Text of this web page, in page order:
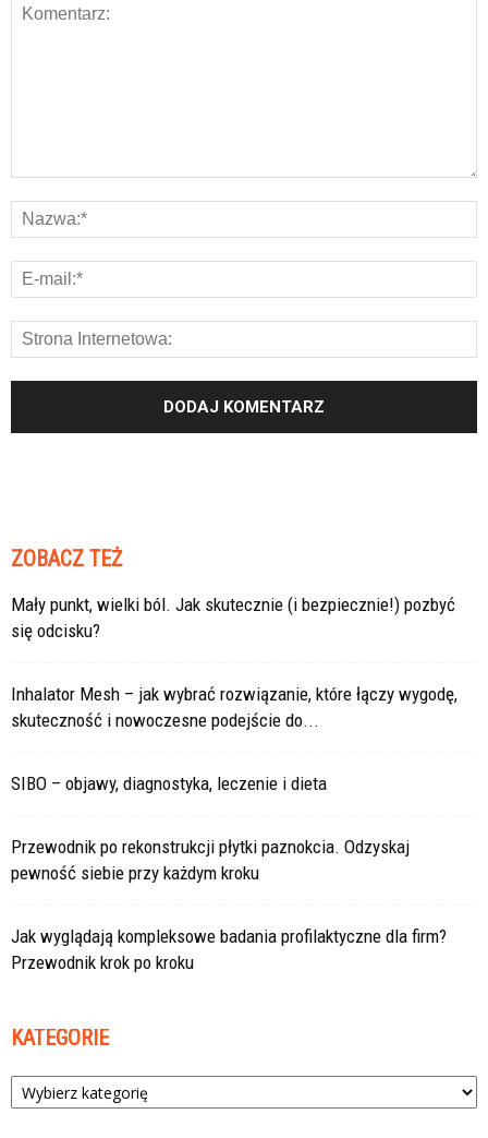
ZOBACZ TEŻ
Mały punkt, wielki ból. Jak skutecznie (i bezpiecznie!) pozbyć
się odcisku?
Inhalator Mesh – jak wybrać rozwiązanie, które łączy wygodę,
skuteczność i nowoczesne podejście do...
SIBO – objawy, diagnostyka, leczenie i dieta
Przewodnik po rekonstrukcji płytki paznokcia. Odzyskaj
pewność siebie przy każdym kroku
Jak wyglądają kompleksowe badania profilaktyczne dla firm?
Przewodnik krok po kroku
KATEGORIE
Kategorie